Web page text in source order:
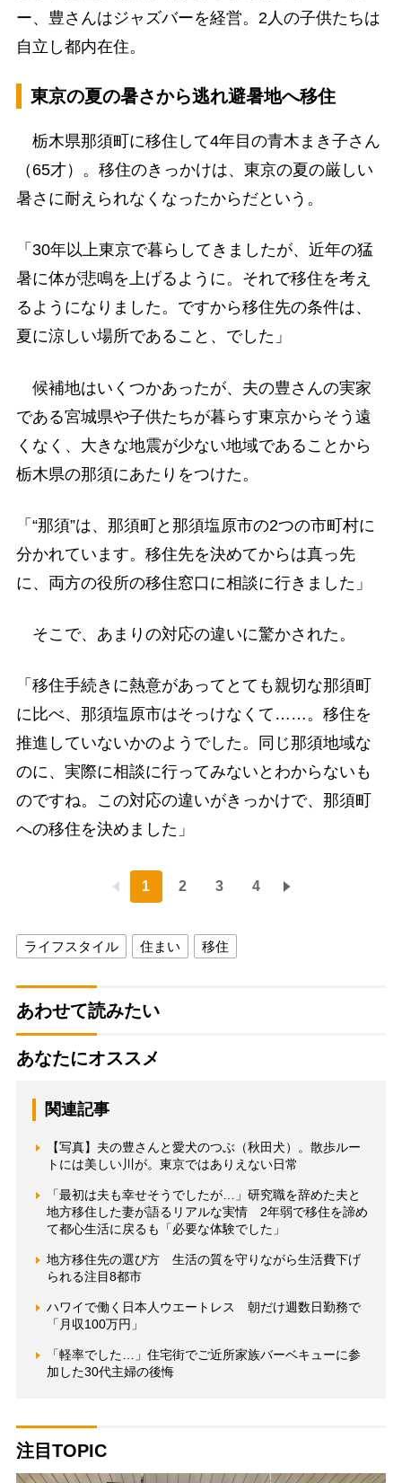
ー、豊さんはジャズバーを経営。2人の子供たちは
自立し都内在住。
東京の夏の暑さから逃れ避暑地へ移住
栃木県那須町に移住して4年目の青木まき子さん
（65才）。移住のきっかけは、東京の夏の厳しい
暑さに耐えられなくなったからだという。
「30年以上東京で暮らしてきましたが、近年の猛
暑に体が悲鳴を上げるように。それで移住を考え
るようになりました。ですから移住先の条件は、
夏に涼しい場所であること、でした」
候補地はいくつかあったが、夫の豊さんの実家
である宮城県や子供たちが暮らす東京からそう遠
くなく、大きな地震が少ない地域であることから
栃木県の那須にあたりをつけた。
「“那須”は、那須町と那須塩原市の2つの市町村に
分かれています。移住先を決めてからは真っ先
に、両方の役所の移住窓口に相談に行きました」
そこで、あまりの対応の違いに驚かされた。
「移住手続きに熱意があってとても親切な那須町
に比べ、那須塩原市はそっけなくて……。移住を
推進していないかのようでした。同じ那須地域な
のに、実際に相談に行ってみないとわからないも
のですね。この対応の違いがきっかけで、那須町
への移住を決めました」
1 2 3 4
ライフスタイル 住まい 移住
あわせて読みたい
あなたにオススメ
関連記事
【写真】夫の豊さんと愛犬のつぶ（秋田犬）。散歩ルー
トには美しい川が。東京ではありえない日常
「最初は夫も幸せそうでしたが…」研究職を辞めた夫と
地方移住した妻が語るリアルな実情 2年弱で移住を諦め
て都心生活に戻るも「必要な体験でした」
地方移住先の選び方 生活の質を守りながら生活費下げ
られる注目8都市
ハワイで働く日本人ウエートレス 朝だけ週数日勤務で
「月収100万円」
「軽率でした…」住宅街でご近所家族バーベキューに参
加した30代主婦の後悔
注目TOPIC